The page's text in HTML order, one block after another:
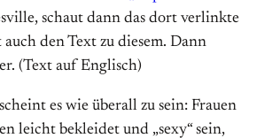
schaut dann das dort verlinkte
den Text zu diesem. Dann
(Text auf Englisch)
es wie überall zu sein: Frauen
leicht bekleidet und „sexy“ sein,